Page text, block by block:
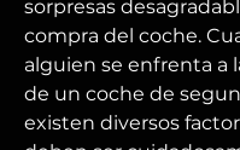
sorpresas
compra del coche.
alguien se enfrenta a
de un coche de
existen diversos